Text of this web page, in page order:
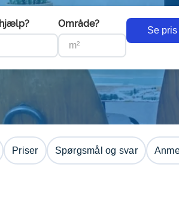
Område?
Se pris
Priser Spørgsmål og svar